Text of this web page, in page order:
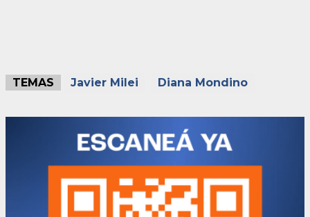
TEMAS Javier Milei Diana Mondino